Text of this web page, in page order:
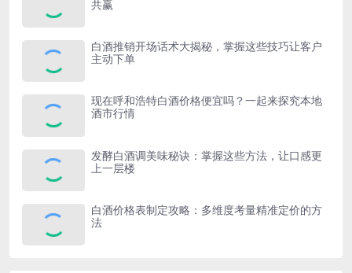
共赢
白酒推销开场话术大揭秘，掌握这些技巧让客户
主动下单
现在呼和浩特白酒价格便宜吗？一起来探究本地
酒市行情
发酵白酒调美味秘诀：掌握这些方法，让口感更
上一层楼
白酒价格表制定攻略：多维度考量精准定价的方
法